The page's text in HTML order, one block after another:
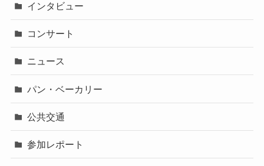
インタビュー
コンサート
ニュース
パン・ベーカリー
公共交通
参加レポート